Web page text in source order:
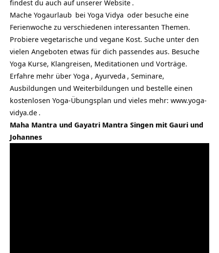
findest du auch auf unserer Website .
Mache Yogaurlaub bei Yoga Vidya oder besuche eine
Ferienwoche zu verschiedenen interessanten Themen.
Probiere vegetarische und vegane Kost. Suche unter den
vielen Angeboten etwas für dich passendes aus. Besuche
Yoga Kurse, Klangreisen, Meditationen und Vorträge.
Erfahre mehr über Yoga , Ayurveda , Seminare,
Ausbildungen und Weiterbildungen und bestelle einen
kostenlosen Yoga-Übungsplan und vieles mehr: www.yoga-
vidya.de .
Maha Mantra und Gayatri Mantra Singen mit Gauri und
Johannes